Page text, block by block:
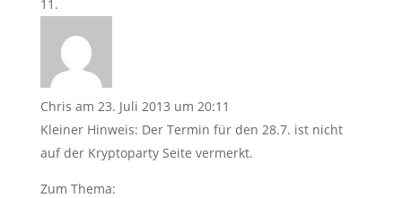
Chris am 23. Juli 2013 um 20:11
Kleiner Hinweis: Der Termin für den 28.7. ist nicht
auf der Kryptoparty Seite vermerkt.
Zum Thema: